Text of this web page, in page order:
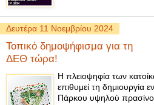
Δευτέρα 11 Νοεμβρίου 2024
Τοπικό δημοψήφισμα για τη
ΔΕΘ τώρα!
Η πλειοψηφία των
επιθυμεί τη δημιουργία
Πάρκου υψηλού